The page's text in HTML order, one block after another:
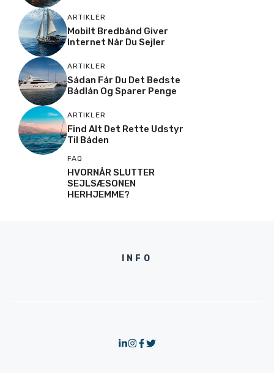
ARTIKLER
Mobilt Bredbånd Giver
Internet Når Du Sejler
ARTIKLER
Sådan Får Du Det Bedste
Bådlån Og Sparer Penge
ARTIKLER
Find Alt Det Rette Udstyr
Til Båden
FAQ
HVORNÅR SLUTTER
SEJLSÆSONEN
HERHJEMME?
INFO